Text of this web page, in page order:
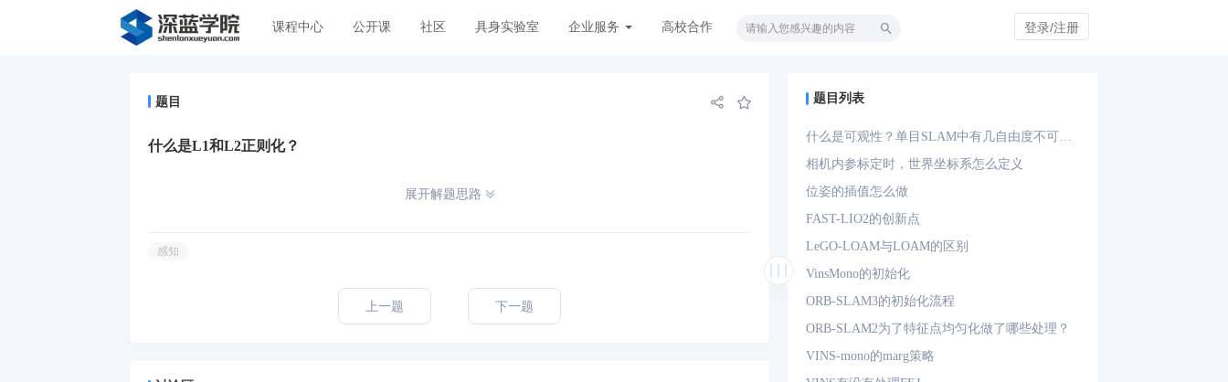
课程中心 公开课 社区 具身实验室 企业服务 高校合作 登录/注册
题目
什么是L1和L2正则化？
展开解题思路
感知
上一题 下一题
题目列表
什么是可观性？单目SLAM中有几自由度不可
观？单目-IMU系统中有几自由度不可观？
相机内参标定时，世界坐标系怎么定义
位姿的插值怎么做
FAST-LIO2的创新点
LeGO-LOAM与LOAM的区别
VinsMono的初始化
ORB-SLAM3的初始化流程
ORB-SLAM2为了特征点均匀化做了哪些处理？
VINS-mono的marg策略